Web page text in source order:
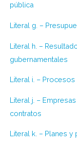
pública
Literal g. –
Literal h. –
gubernamentales
Literal i. –
Literal j. –
contratos
Literal k. – Planes